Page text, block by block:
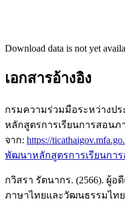
Download data is not yet
เอกสารอ้างอิง
กรมความร่วมมือระหว่างปร
หลักสูตรการเรียนการสอนภ
จาก: https://
พัฒนาหลักสูตรการเรียนกา
กวิสรา รัตนากร. (2566). ผู้
ภาษาไทยและวัฒนธรรมไท